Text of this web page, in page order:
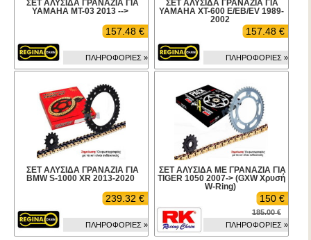
ΣΕΤ ΑΛΥΣΙΔΑ ΓΡΑΝΑΖΙΑ ΓΙΑ
YAMAHA MT-03 2013 -->
157.48 €
ΠΛΗΡΟΦΟΡΙΕΣ »
ΣΕΤ ΑΛΥΣΙΔΑ ΓΡΑΝΑΖΙΑ ΓΙΑ
YAMAHA XT-600 E/EB/EV 1989-
2002
157.48 €
ΠΛΗΡΟΦΟΡΙΕΣ »
ΣΕΤ ΑΛΥΣΙΔΑ ΓΡΑΝΑΖΙΑ ΓΙΑ
BMW S-1000 XR 2013-2020
239.32 €
ΠΛΗΡΟΦΟΡΙΕΣ »
ΣΕΤ ΑΛΥΣΙΔΑ ΜΕ ΓΡΑΝΑΖΙΑ ΓΙΑ
TIGER 1050 2007-> (GXW Χρυσή
W-Ring)
150 €
185.00 €
ΠΛΗΡΟΦΟΡΙΕΣ »